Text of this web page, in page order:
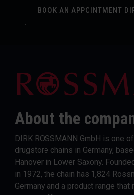
BOOK AN APPOINTMENT
About the
DIRK ROSSMANN GmbH is one
drugstore chains in Germany,
Hanover in Lower Saxony.
in 1972, the chain has 1,824
Germany and a product range that